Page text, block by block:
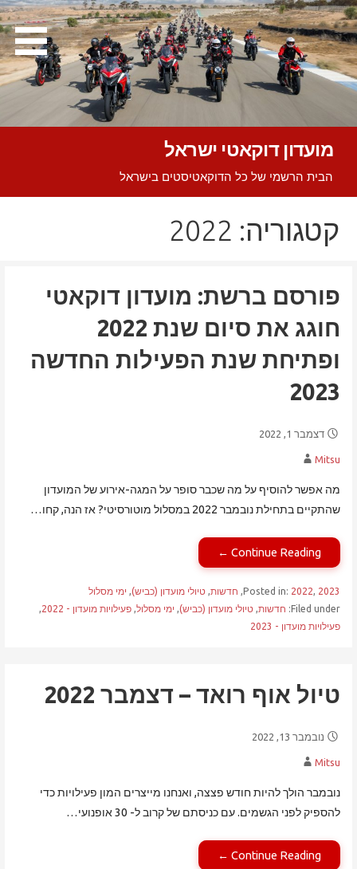
Skip
to
content
מועדון דוקאטי ישראל
הבית הרשמי של כל הדוקאטיסטים בישראל
קטגוריה: 2022
פורסם ברשת: מועדון דוקאטי
חוגג את סיום שנת 2022
ופתיחת שנת הפעילות החדשה
2023
דצמבר 1, 2022
Mitsu
מה אפשר להוסיף על מה שכבר סופר על המגה-אירוע של המועדון
שהתקיים בתחילת נובמבר 2022 במסלול מוטורסיטי? אז הנה, קחו…
Continue Reading ←
Posted in: 2022, 2023
, חדשות, טיולי מועדון (כביש), ימי מסלול
Filed under:
חדשות, טיולי מועדון (כביש), ימי מסלול, פעילויות מועדון - 2022
,
פעילויות מועדון - 2023
טיול אוף רואד – דצמבר 2022
נובמבר 13, 2022
Mitsu
נובמבר הולך להיות חודש פצצה, ואנחנו מייצרים המון פעילויות כדי
להספיק לפני הגשמים. עם כניסתם של קרוב ל- 30 אופנועי…
Continue Reading ←